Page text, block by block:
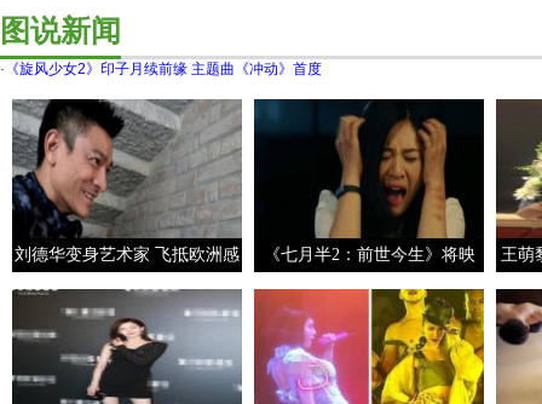
图说新闻
· 《旋风少女2》印子月续前缘 主题曲《冲动》首度
刘德华变身艺术家 飞抵欧洲感
受浪漫气氛
《七月半2：前世今生》将映
见鬼十法首登大银幕
王萌